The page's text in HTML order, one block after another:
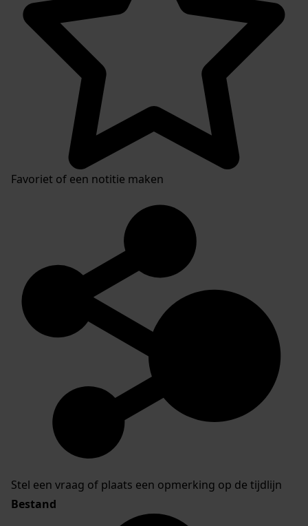
Favoriet of een notitie maken
Stel een vraag of plaats een opmerking op de tijdlijn
Bestand